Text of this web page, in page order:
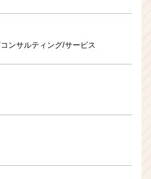
ンサルティング/サービス